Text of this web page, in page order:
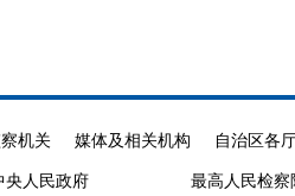
机关 媒体及相关机构 自治区各
央人民政府
最高人民检察